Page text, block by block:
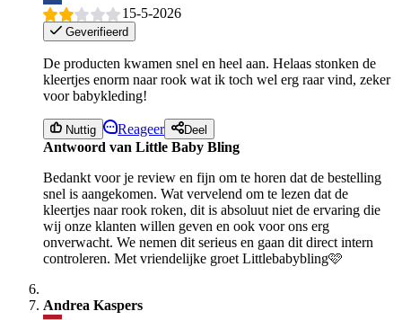
15-5-2026
Geverifieerd
De producten kwamen snel en heel aan. Helaas stonken de
kleertjes enorm naar rook wat ik toch wel erg raar vind, zeker
voor babykleding!
Nuttig Reageer Deel
Antwoord van Little Baby Bling
Bedankt voor je review en fijn om te horen dat de bestelling
snel is aangekomen. Wat vervelend om te lezen dat de
kleertjes naar rook roken, dit is absoluut niet de ervaring die
wij onze klanten willen geven en ook voor ons erg
onverwacht. We nemen dit serieus en gaan dit direct intern
controleren. Met vriendelijke groet Littlebabybling🩷
Andrea Kaspers